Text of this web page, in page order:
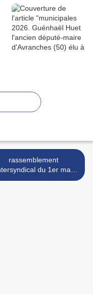
rassemblement
du 1er mai
à Avranches - VIDEO